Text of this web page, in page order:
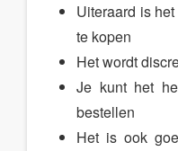
Uiteraard is
te kopen
Het wordt
Je kunt het
bestellen
Het is ook